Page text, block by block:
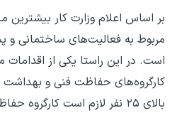
بر اساس اعلام وزارت کار بیشترین
مربوط به فعالیت‌های ساختمانی و
است. در این راستا یکی از اقدامات
کارگروه‌های حفاظت فنی و بهداشت‌
بالای ۲۵ نفر لازم است